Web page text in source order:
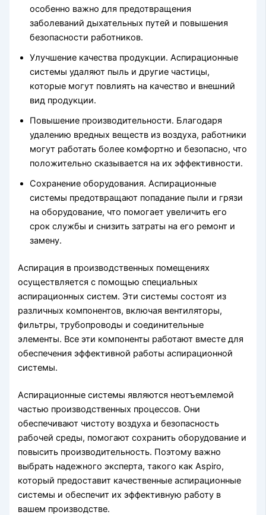
особенно важно для предотвращения
заболеваний дыхательных путей и повышения
безопасности работников.
Улучшение качества продукции. Аспирационные
системы удаляют пыль и другие частицы,
которые могут повлиять на качество и внешний
вид продукции.
Повышение производительности. Благодаря
удалению вредных веществ из воздуха, работники
могут работать более комфортно и безопасно, что
положительно сказывается на их эффективности.
Сохранение оборудования. Аспирационные
системы предотвращают попадание пыли и грязи
на оборудование, что помогает увеличить его
срок службы и снизить затраты на его ремонт и
замену.
Аспирация в производственных помещениях
осуществляется с помощью специальных
аспирационных систем. Эти системы состоят из
различных компонентов, включая вентиляторы,
фильтры, трубопроводы и соединительные
элементы. Все эти компоненты работают вместе для
обеспечения эффективной работы аспирационной
системы.
Аспирационные системы являются неотъемлемой
частью производственных процессов. Они
обеспечивают чистоту воздуха и безопасность
рабочей среды, помогают сохранить оборудование и
повысить производительность. Поэтому важно
выбрать надежного эксперта, такого как Aspiro,
который предоставит качественные аспирационные
системы и обеспечит их эффективную работу в
вашем производстве.